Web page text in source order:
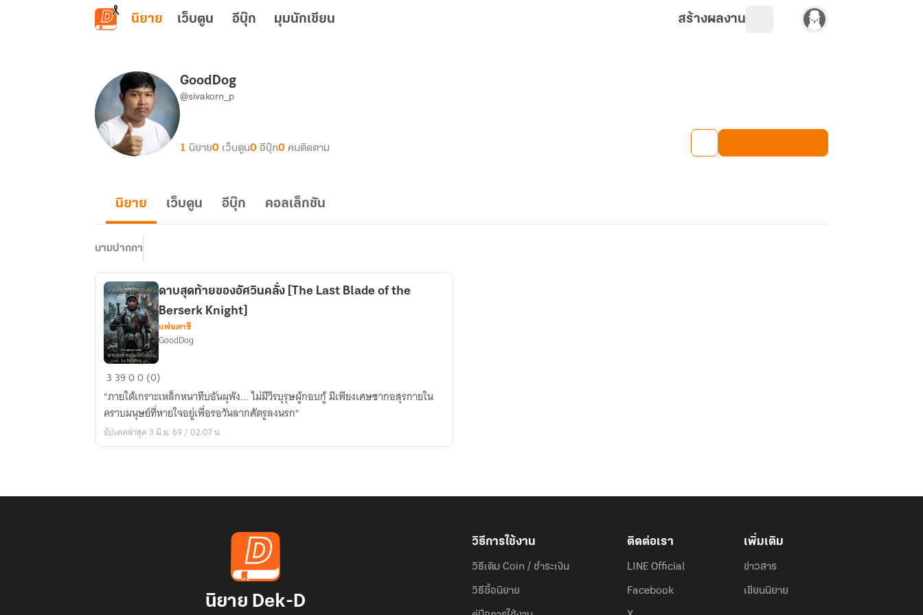
ข้ามไปยังเนื้อหาหลัก
นิยาย เว็บตูน อีบุ๊ก มุมนักเขียน สร้างผลงาน
GoodDog
@sivakorn_p
1 นิยาย0 เว็บตูน0 อีบุ๊ก0 คนติดตาม
นิยาย เว็บตูน อีบุ๊ก คอลเล็กชัน
นามปากกา
ดาบ
สุดท้าย
ของ
อัศวิน
คลั่ง
ดาบสุดท้ายของอัศวินคลั่ง [The Last Blade of the
Berserk Knight]
แฟนตาซี
GoodDog
3 3900 (0)
"ภายใต้เกราะเหล็กหนาทึบอันผุพัง... ไม่มีวีรบุรุษผู้กอบกู้ มีเพียงเศษซากอสุรกายใน
คราบมนุษย์ที่หายใจอยู่เพื่อรอวันลากศัตรูลงนรก"
อัปเดตล่าสุด 3 มิ.ย. 69 / 02:07 น.
นิยาย Dek-D
วิธีการใช้งาน
วิธีเติม Coin / ชำระเงิน
วิธีซื้อนิยาย
ติดต่อเรา
LINE Official
Facebook
เพิ่มเติม
ข่าวสาร
เขียนนิยาย